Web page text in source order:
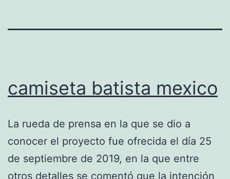
camiseta batista mexico
La rueda de prensa en la que se dio a
conocer el proyecto fue ofrecida el día 25
de septiembre de 2019, en la que entre
otros detalles se comentó que la intención